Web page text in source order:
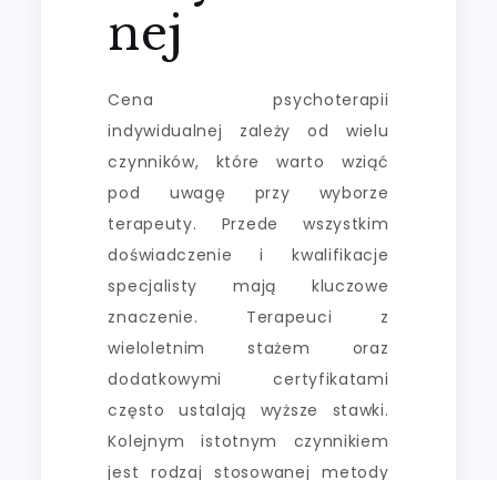
nej
Cena psychoterapii
indywidualnej zależy od wielu
czynników, które warto wziąć
pod uwagę przy wyborze
terapeuty. Przede wszystkim
doświadczenie i kwalifikacje
specjalisty mają kluczowe
znaczenie. Terapeuci z
wieloletnim stażem oraz
dodatkowymi certyfikatami
często ustalają wyższe stawki.
Kolejnym istotnym czynnikiem
jest rodzaj stosowanej metody